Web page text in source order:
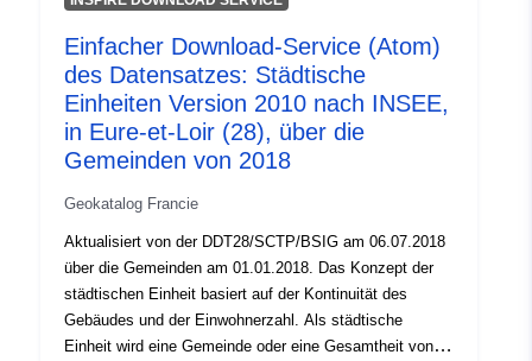
bezeichnet. Erstreckt sich die städtische Einheit über
mehrere Gemeinden und konzentriert sich jede dieser
Gemeinden mehr als die Hälfte ihrer Bevölkerung auf
das zusammenhängende Bebauungsgebiet, so wird sie
als multikommunaler Ballungsraum bezeichnet. Die
Bezugnahme auf die bei der Volkszählung 2007
Einfacher Download-Service (Atom)
des Datensatzes: Städtische
Einheiten Version 2010 nach INSEE,
in Eure-et-Loir (28), über die
Gemeinden von 2018
Geokatalog Francie
Aktualisiert von der DDT28/SCTP/BSIG am 06.07.2018
über die Gemeinden am 01.01.2018. Das Konzept der
städtischen Einheit basiert auf der Kontinuität des
Gebäudes und der Einwohnerzahl. Als städtische
Einheit wird eine Gemeinde oder eine Gesamtheit von